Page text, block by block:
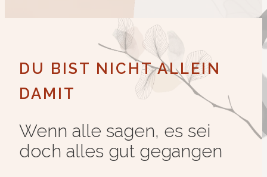
DU BIST NICHT ALLEIN
DAMIT
Wenn alle sagen, es sei
doch alles gut gegangen